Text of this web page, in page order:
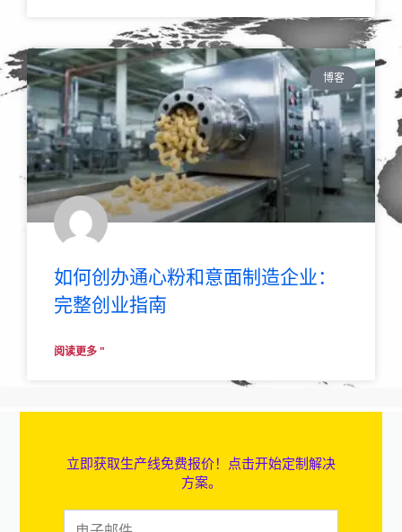
博客
如何创办通心粉和意面制造企业：
完整创业指南
阅读更多 "
立即获取生产线免费报价！点击开始定制解决
方案。